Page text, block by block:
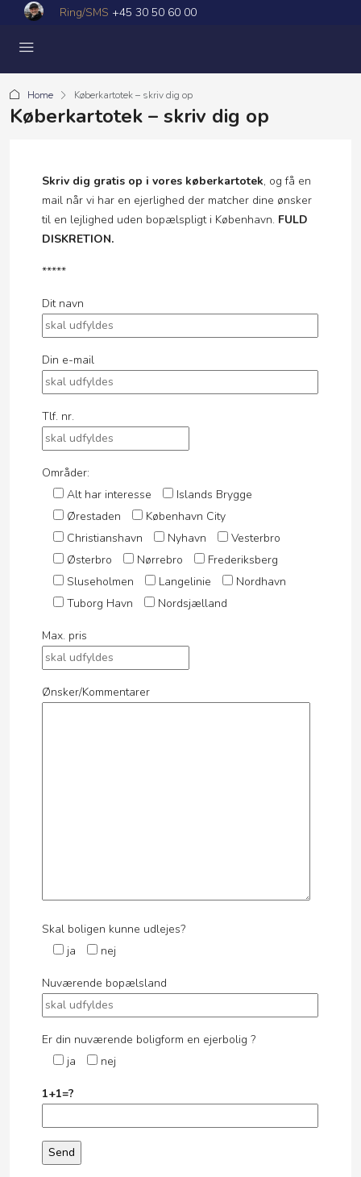
Ring/SMS +45 30 50 60 00
Home Køberkartotek – skriv dig op
Køberkartotek – skriv dig op
Skriv dig gratis op i vores køberkartotek, og få en
mail når vi har en ejerlighed der matcher dine ønsker
til en lejlighed uden bopælspligt i København. FULD
DISKRETION.
*****
Dit navn
Din e-mail
Tlf. nr.
Områder:
Alt har interesse
Islands Brygge
Ørestaden
København City
Christianshavn
Nyhavn
Vesterbro
Østerbro
Nørrebro
Frederiksberg
Sluseholmen
Langelinie
Nordhavn
Tuborg Havn
Nordsjælland
Max. pris
Ønsker/Kommentarer
Skal boligen kunne udlejes?
ja
nej
Nuværende bopælsland
Er din nuværende boligform en ejerbolig ?
ja
nej
1+1=?